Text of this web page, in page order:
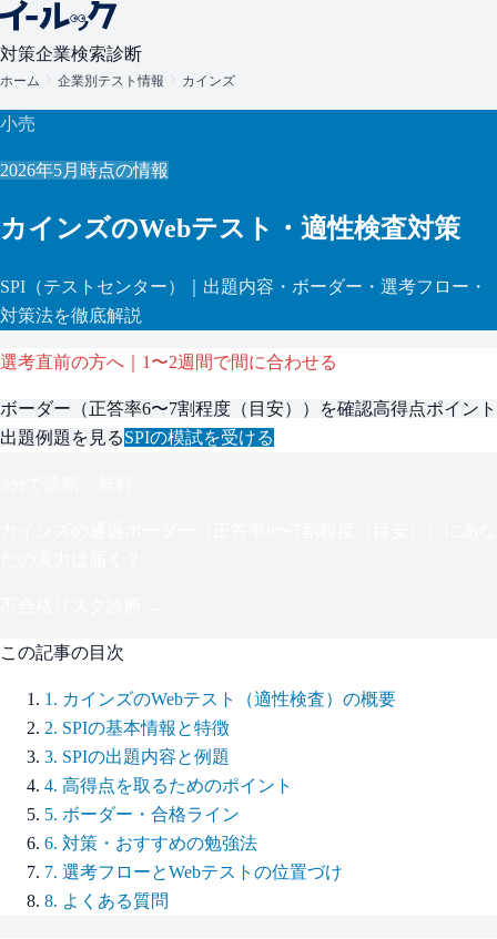
対策企業検索診断
ホーム 企業別テスト情報 カインズ
小売
2026年5月 時点の情報
カインズのWebテスト・適性検査対策
SPI （テストセンター）
｜出題内容・ボーダー・選考フロー・
対策法を徹底解説
選考直前の方へ｜1〜2週間で間に合わせる
ボーダー（正答率6〜7割程度（目安） ）を確認高得点ポイント
出題例題を見るSPIの模試を受ける
この記事の目次
1 . カインズのWebテスト（適性検査）の概要
2. SPIの基本情報と特徴
3. SPIの出題内容と例題
4. 高得点を取るためのポイント
5. ボーダー・合格ライン
6. 対策・おすすめの勉強法
7. 選考フローとWebテストの位置づけ
8. よくある質問